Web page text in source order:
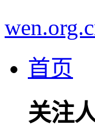
首页
关注